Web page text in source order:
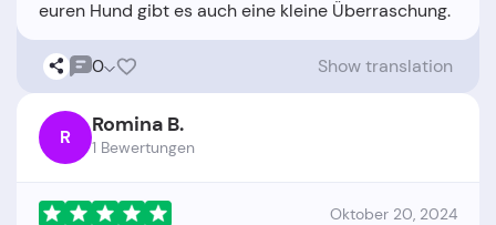
0 Show translation
R Romina B.
1 Bewertungen
Oktober 20, 2024